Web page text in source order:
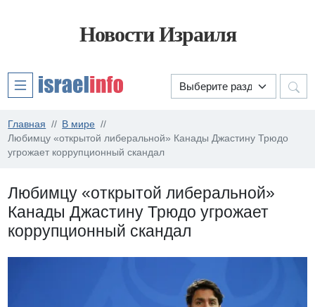
Новости Израиля
Главная
В мире
Любимцу «открытой либеральной» Канады Джастину Трюдо
угрожает коррупционный скандал
Любимцу «открытой либеральной»
Канады Джастину Трюдо угрожает
коррупционный скандал